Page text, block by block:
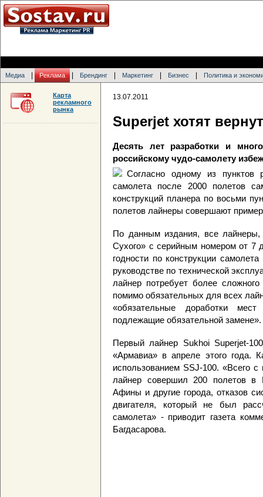
Медиа Реклама Брендинг Маркетинг Бизнес Политика и
13.07.2011
Superjet хотят
Десять лет разработки и
российскому чудо-самолету
Согласно одному из пунктов
самолета после 2000 полетов
конструкций планера по восьми
полетов лайнеры совершают
По данным издания, все
Сухого» с серийным номером от 7
годности по конструкции
руководстве по технической
лайнер потребует более
помимо обязательных для всех
«обязательные доработки
подлежащие обязательной замене».
Первый лайнер Sukhoi Superjet-
«Армавиа» в апреле этого года.
использованием SSJ-100. «Всего
лайнер совершил 200 полетов в
Афины и другие города, отказов
двигателя, который не был
самолета» - приводит газета
Багдасарова.
Карта
рекламного
рынка